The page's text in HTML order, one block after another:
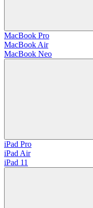
MacBook Pro
MacBook Air
MacBook Neo
iPad Pro
iPad Air
iPad 11